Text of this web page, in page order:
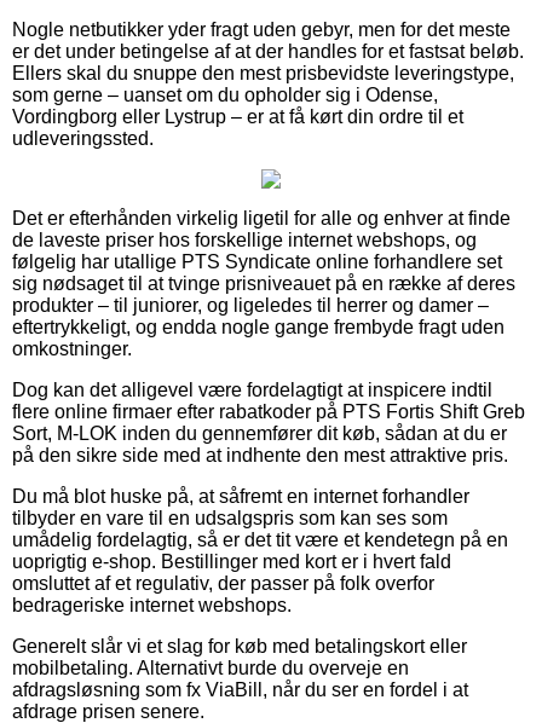
Nogle netbutikker yder fragt uden gebyr, men for det meste
er det under betingelse af at der handles for et fastsat beløb.
Ellers skal du snuppe den mest prisbevidste leveringstype,
som gerne – uanset om du opholder sig i Odense,
Vordingborg eller Lystrup – er at få kørt din ordre til et
udleveringssted.
Det er efterhånden virkelig ligetil for alle og enhver at finde
de laveste priser hos forskellige internet webshops, og
følgelig har utallige PTS Syndicate online forhandlere set
sig nødsaget til at tvinge prisniveauet på en række af deres
produkter – til juniorer, og ligeledes til herrer og damer –
eftertrykkeligt, og endda nogle gange frembyde fragt uden
omkostninger.
Dog kan det alligevel være fordelagtigt at inspicere indtil
flere online firmaer efter rabatkoder på PTS Fortis Shift Greb
Sort, M-LOK inden du gennemfører dit køb, sådan at du er
på den sikre side med at indhente den mest attraktive pris.
Du må blot huske på, at såfremt en internet forhandler
tilbyder en vare til en udsalgspris som kan ses som
umådelig fordelagtig, så er det tit være et kendetegn på en
uoprigtig e-shop. Bestillinger med kort er i hvert fald
omsluttet af et regulativ, der passer på folk overfor
bedrageriske internet webshops.
Generelt slår vi et slag for køb med betalingskort eller
mobilbetaling. Alternativt burde du overveje en
afdragsløsning som fx ViaBill, når du ser en fordel i at
afdrage prisen senere.